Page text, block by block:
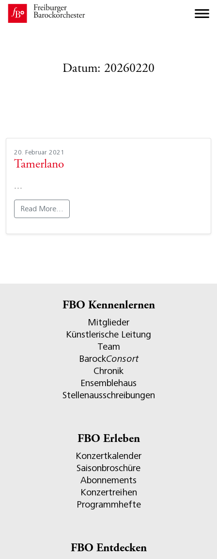
Datum: 20260220
20. Februar 2021
Tamerlano
…
Read More…
FBO Kennenlernen
Mitglieder
Künstlerische Leitung
Team
BarockConsort
Chronik
Ensemblehaus
Stellenausschreibungen
FBO Erleben
Konzertkalender
Saisonbroschüre
Abonnements
Konzertreihen
Programmhefte
FBO Entdecken